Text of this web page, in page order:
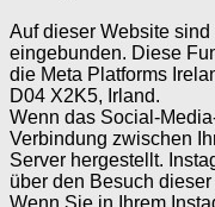
Auf dieser Website
eingebunden. Diese
die Meta Platforms
D04 X2K5, Irland.
Wenn das Social-
Verbindung zwischen
Server hergestellt.
über den Besuch